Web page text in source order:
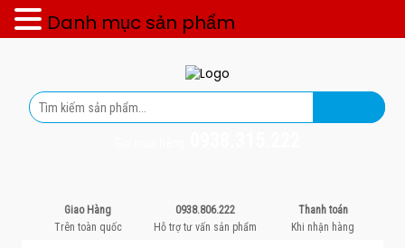
Giao Hàng
Trên toàn quốc
0938.806.222
Hỗ trợ tư vấn sản phẩm
Thanh toán
Khi nhận hàng
Danh mục sản phẩm